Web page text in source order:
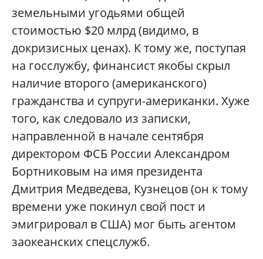
земельными угодьями общей
стоимостью $20 млрд (видимо, в
докризисных ценах). К тому же, поступая
на госслужбу, финансист якобы скрыл
наличие второго (американского)
гражданства и супруги-американки. Хуже
того, как следовало из записки,
направленной в начале сентября
директором ФСБ России Александром
Бортниковым на имя президента
Дмитрия Медведева, Кузнецов (он к тому
времени уже покинул свой пост и
эмигрировал в США) мог быть агентом
заокеанских спецслужб.